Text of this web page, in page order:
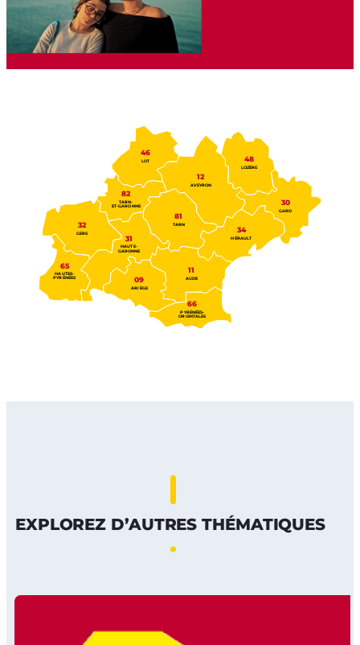
34
HÉRAULT
11
AUDE
66
PYRÉNÉES-
ORIENTALES
30
GARD
48
LOZÈRE
12
AVEYRON
46
LOT
81
TARN
32
GERS
65
HAUTES-
PYRÉNÉES 09
ARIÈGE
82
TARN-
ET-GARONNE
31
HAUTE-
GARONNE
EXPLOREZ D’AUTRES THÉMATIQUES